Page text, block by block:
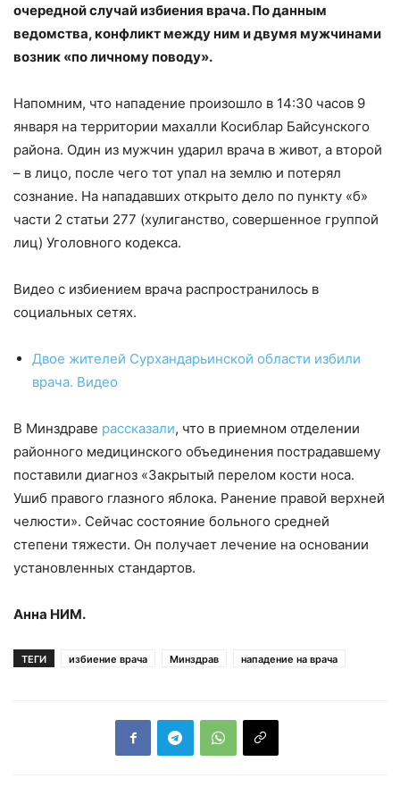
очередной случай избиения врача. По данным
ведомства, конфликт между ним и двумя мужчинами
возник «по личному поводу».
Напомним, что нападение произошло в 14:30 часов 9
января на территории махалли Косиблар Байсунского
района. Один из мужчин ударил врача в живот, а второй
– в лицо, после чего тот упал на землю и потерял
сознание. На нападавших открыто дело по пункту «б»
части 2 статьи 277 (хулиганство, совершенное группой
лиц) Уголовного кодекса.
Видео с избиением врача распространилось в
социальных сетях.
Двое жителей Сурхандарьинской области избили
врача. Видео
В Минздраве рассказали, что в приемном отделении
районного медицинского объединения пострадавшему
поставили диагноз «Закрытый перелом кости носа.
Ушиб правого глазного яблока. Ранение правой верхней
челюсти». Сейчас состояние больного средней
степени тяжести. Он получает лечение на основании
установленных стандартов.
Анна НИМ.
ТЕГИ избиение врача Минздрав нападение на врача